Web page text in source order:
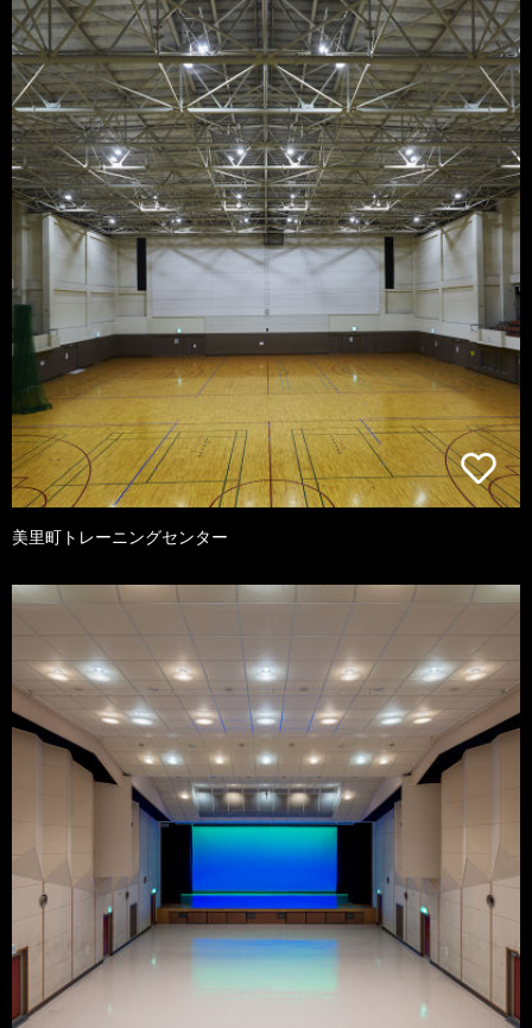
美里町トレーニングセンター